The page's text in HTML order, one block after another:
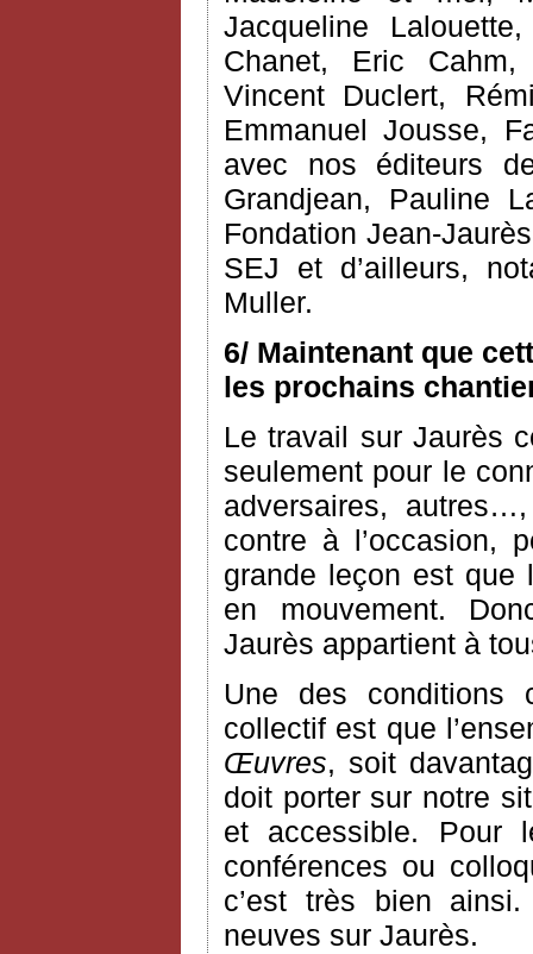
Jacqueline
Chanet, Eric Cahm,
Vincent Duclert,
Emmanuel Jousse,
avec nos éditeurs
Grandjean, Pauline
Fondation Jean-
SEJ et d’ailleurs,
Muller.
6/ Maintenant que
les prochains
Le travail sur Jaurès
seulement pour le
adversaires,
contre à l’occasion,
grande leçon est que
en mouvement.
Jaurès appartient à
Une des conditions
collectif est que
Œuvres, soit
doit porter sur notre
et accessible. Pour
conférences ou
c’est très bien
neuves sur Jaurès.